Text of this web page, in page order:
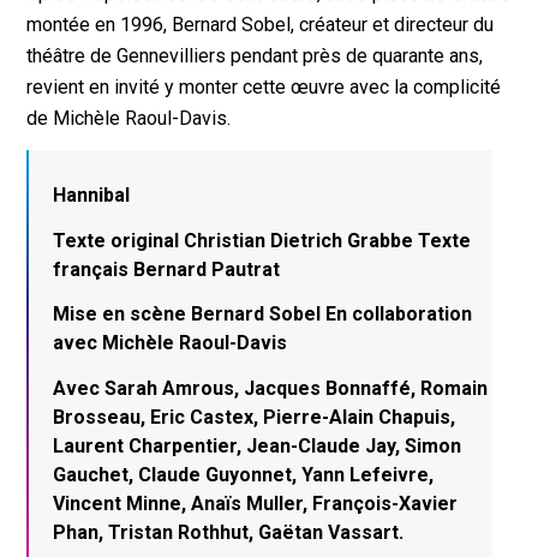
montée en 1996, Bernard Sobel, créateur et directeur du
théâtre de Gennevilliers pendant près de quarante ans,
revient en invité y monter cette œuvre avec la complicité
de Michèle Raoul-Davis.
Hannibal
Texte original Christian Dietrich Grabbe Texte
français Bernard Pautrat
Mise en scène Bernard Sobel En collaboration
avec Michèle Raoul-Davis
Avec Sarah Amrous, Jacques Bonnaffé, Romain
Brosseau, Eric Castex, Pierre-Alain Chapuis,
Laurent Charpentier, Jean-Claude Jay, Simon
Gauchet, Claude Guyonnet, Yann Lefeivre,
Vincent Minne, Anaïs Muller, François-Xavier
Phan, Tristan Rothhut, Gaëtan Vassart.